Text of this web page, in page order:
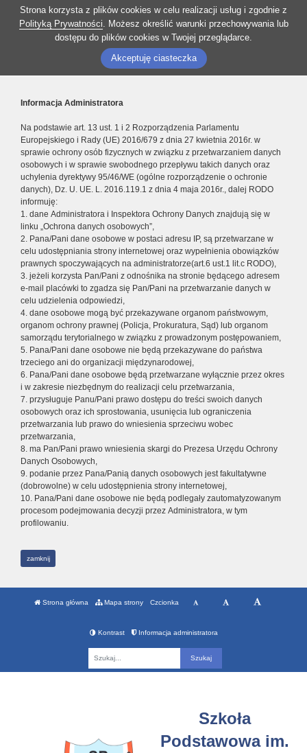
Strona korzysta z plików cookies w celu realizacji usług i zgodnie z
Polityką Prywatności. Możesz określić warunki przechowywania lub
dostępu do plików cookies w Twojej przeglądarce.
Akceptuję ciasteczka
Informacja Administratora
Na podstawie art. 13 ust. 1 i 2 Rozporządzenia Parlamentu
Europejskiego i Rady (UE) 2016/679 z dnia 27 kwietnia 2016r. w
sprawie ochrony osób fizycznych w związku z przetwarzaniem danych
osobowych i w sprawie swobodnego przepływu takich danych oraz
uchylenia dyrektywy 95/46/WE (ogólne rozporządzenie o ochronie
danych), Dz. U. UE. L. 2016.119.1 z dnia 4 maja 2016r., dalej RODO
informuję:
1. dane Administratora i Inspektora Ochrony Danych znajdują się w
linku „Ochrona danych osobowych”,
2. Pana/Pani dane osobowe w postaci adresu IP, są przetwarzane w
celu udostępniania strony internetowej oraz wypełnienia obowiązków
prawnych spoczywających na administratorze(art.6 ust.1 lit.c RODO),
3. jeżeli korzysta Pan/Pani z odnośnika na stronie będącego adresem
e-mail placówki to zgadza się Pan/Pani na przetwarzanie danych w
celu udzielenia odpowiedzi,
4. dane osobowe mogą być przekazywane organom państwowym,
organom ochrony prawnej (Policja, Prokuratura, Sąd) lub organom
samorządu terytorialnego w związku z prowadzonym postępowaniem,
5. Pana/Pani dane osobowe nie będą przekazywane do państwa
trzeciego ani do organizacji międzynarodowej,
6. Pana/Pani dane osobowe będą przetwarzane wyłącznie przez okres
i w zakresie niezbędnym do realizacji celu przetwarzania,
7. przysługuje Panu/Pani prawo dostępu do treści swoich danych
osobowych oraz ich sprostowania, usunięcia lub ograniczenia
przetwarzania lub prawo do wniesienia sprzeciwu wobec
przetwarzania,
8. ma Pan/Pani prawo wniesienia skargi do Prezesa Urzędu Ochrony
Danych Osobowych,
9. podanie przez Pana/Panią danych osobowych jest fakultatywne
(dobrowolne) w celu udostępnienia strony internetowej,
10. Pana/Pani dane osobowe nie będą podlegały zautomatyzowanym
procesom podejmowania decyzji przez Administratora, w tym
profilowaniu.
zamknij
Strona główna Mapa strony Czcionka
Kontrast Informacja administratora
Szkoła
Podstawowa im.